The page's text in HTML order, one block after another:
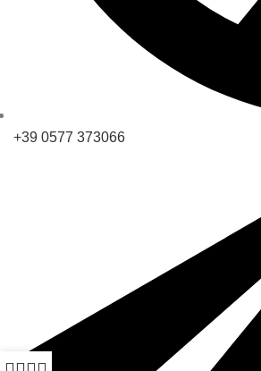
+39 0577 373066